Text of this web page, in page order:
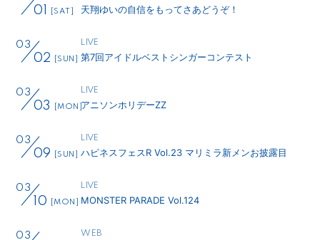
01 [SAT] 天翔ゆいの自信をもってさあどうぞ！
03
02 [SUN]
LIVE
第7回アイドルベストシンガーコンテスト
03
03 [MON]
LIVE
アニソンホリデーZZ
03
09 [SUN]
LIVE
ハピネスフェスR Vol.23 マリミラ新メンお披露目
03
10 [MON]
LIVE
MONSTER PARADE Vol.124
03 WEB